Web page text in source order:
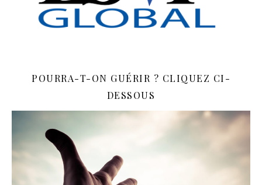
POURRA-T-ON GUÉRIR ? CLIQUEZ CI-
DESSOUS